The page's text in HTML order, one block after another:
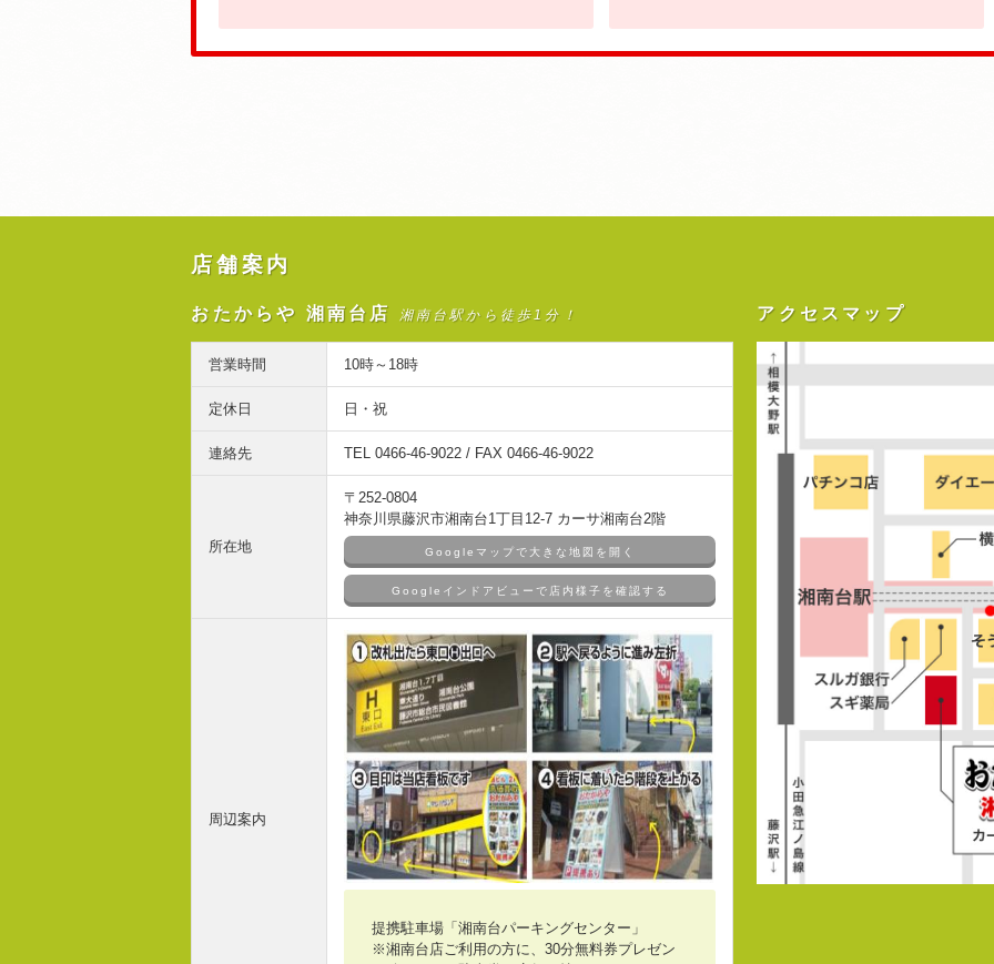
店舗案内
おたからや 湘南台店 湘南台駅から徒歩1分！
営業時間 10時～18時
定休日 日・祝
連絡先 TEL 0466-46-9022 / FAX 0466-46-9022
所在地
〒252-0804
神奈川県藤沢市湘南台1丁目12-7 カーサ湘南台2階
Googleマップで大きな地図を開く
Googleインドアビューで店内様子を確認する
周辺案内
提携駐車場「湘南台パーキングセンター」
※湘南台店ご利用の方に、30分無料券プレゼン
アクセスマップ